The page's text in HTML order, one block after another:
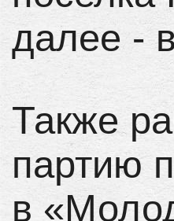
далее -
Также
партию
в